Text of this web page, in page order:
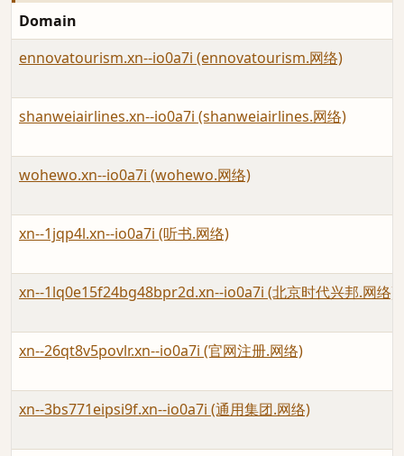
Domain
ennovatourism.xn--io0a7i (ennovatourism.网络)
shanweiairlines.xn--io0a7i (shanweiairlines.网络)
wohewo.xn--io0a7i (wohewo.网络)
xn--1jqp4l.xn--io0a7i (听书.网络)
xn--1lq0e15f24bg48bpr2d.xn--io0a7i (北京时代兴邦.网络)
xn--26qt8v5povlr.xn--io0a7i (官网注册.网络)
xn--3bs771eipsi9f.xn--io0a7i (通用集团.网络)